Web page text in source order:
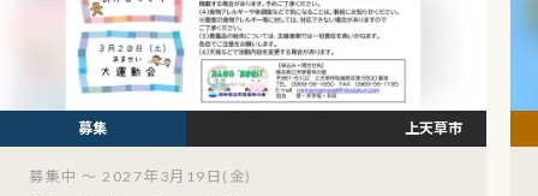
上天草市
募集中 ～ 2027年3月19日(金)